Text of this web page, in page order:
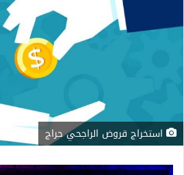
استخراج قروض الراجحي حراج